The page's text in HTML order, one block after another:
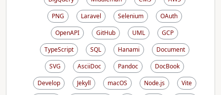
PNG
Laravel Selenium
OAuth
OpenAPI
GitHub UML
GCP
TypeScript
SQL Hanami
Document
SVG
AsciiDoc Pandoc
DocBook
Develop
Jekyll macOS Node.js
Vite